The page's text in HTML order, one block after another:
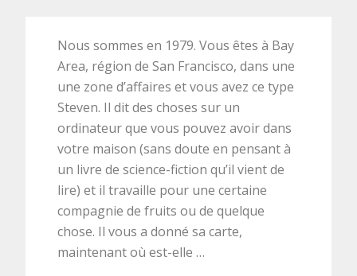
Nous sommes en 1979. Vous êtes à Bay
Area, région de San Francisco, dans une
une zone d’affaires et vous avez ce type
Steven. Il dit des choses sur un
ordinateur que vous pouvez avoir dans
votre maison (sans doute en pensant à
un livre de science-fiction qu’il vient de
lire) et il travaille pour une certaine
compagnie de fruits ou de quelque
chose. Il vous a donné sa carte,
maintenant où est-elle …